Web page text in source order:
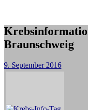
Braunschweig
9. September 2016